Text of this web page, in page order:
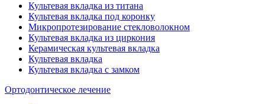
Культевая вкладка из титана
Культевая вкладка под коронку
Микропротезирование стекловолокном
Культевая вкладка из циркония
Керамическая культевая вкладка
Культевая вкладка
Культевая вкладка с замком
Ортодонтическое лечение